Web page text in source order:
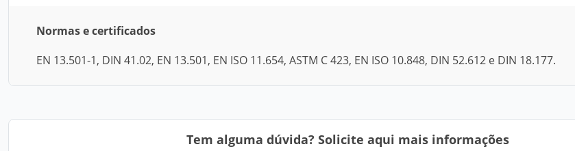
Normas e certificados
EN 13.501-1, DIN 41.02, EN 13.501, EN ISO 11.654, ASTM C 423, EN ISO 10.848, DIN 52.612 e DIN 18.177.
Tem alguma dúvida? Solicite aqui mais informações